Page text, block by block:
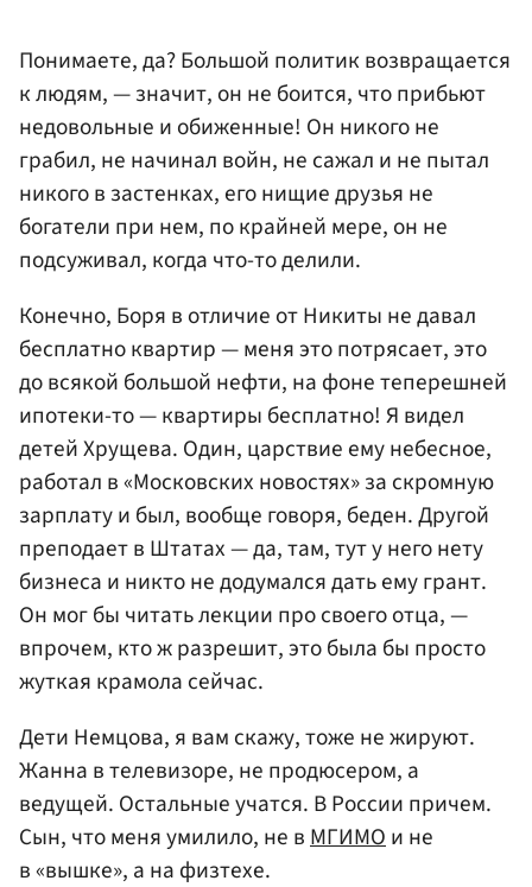
Понимаете, да? Большой политик возвращается
к людям, — значит, он не боится, что прибьют
недовольные и обиженные! Он никого не
грабил, не начинал войн, не сажал и не пытал
никого в застенках, его нищие друзья не
богатели при нем, по крайней мере, он не
подсуживал, когда что-то делили.
Конечно, Боря в отличие от Никиты не давал
бесплатно квартир — меня это потрясает, это
до всякой большой нефти, на фоне теперешней
ипотеки-то — квартиры бесплатно! Я видел
детей Хрущева. Один, царствие ему небесное,
работал в «Московских новостях» за скромную
зарплату и был, вообще говоря, беден. Другой
преподает в Штатах — да, там, тут у него нету
бизнеса и никто не додумался дать ему грант.
Он мог бы читать лекции про своего отца, —
впрочем, кто ж разрешит, это была бы просто
жуткая крамола сейчас.
Дети Немцова, я вам скажу, тоже не жируют.
Жанна в телевизоре, не продюсером, а
ведущей. Остальные учатся. В России причем.
Сын, что меня умилило, не вМГИМОи не
в «вышке», а на физтехе.